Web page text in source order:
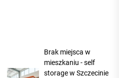
Brak miejsca w
mieszkaniu - self
storage w Szczecinie